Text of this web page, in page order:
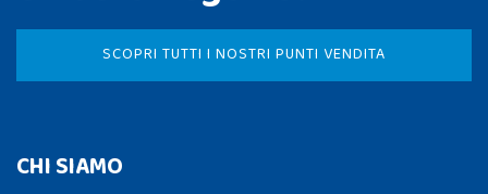
SCOPRI TUTTI I NOSTRI PUNTI VENDITA
CHI SIAMO